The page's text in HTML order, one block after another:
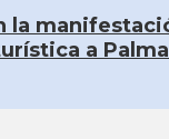
la
a